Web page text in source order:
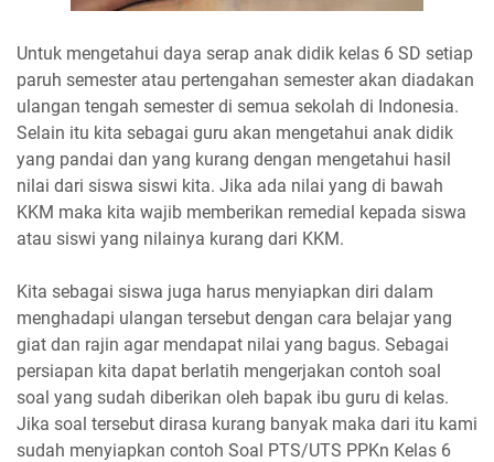
Untuk mengetahui daya serap anak didik kelas 6 SD setiap
paruh semester atau pertengahan semester akan diadakan
ulangan tengah semester di semua sekolah di Indonesia.
Selain itu kita sebagai guru akan mengetahui anak didik
yang pandai dan yang kurang dengan mengetahui hasil
nilai dari siswa siswi kita. Jika ada nilai yang di bawah
KKM maka kita wajib memberikan remedial kepada siswa
atau siswi yang nilainya kurang dari KKM.
Kita sebagai siswa juga harus menyiapkan diri dalam
menghadapi ulangan tersebut dengan cara belajar yang
giat dan rajin agar mendapat nilai yang bagus. Sebagai
persiapan kita dapat berlatih mengerjakan contoh soal
soal yang sudah diberikan oleh bapak ibu guru di kelas.
Jika soal tersebut dirasa kurang banyak maka dari itu kami
sudah menyiapkan contoh Soal PTS/UTS PPKn Kelas 6